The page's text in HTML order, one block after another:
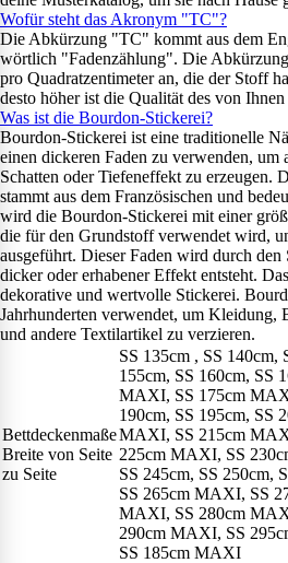
Wofür steht das Akronym "TC"?
Die Abkürzung "TC" kommt aus dem
wörtlich "Fadenzählung". Die
pro Quadratzentimeter an, die der Stoff
desto höher ist die Qualität des von
Was ist die Bourdon-Stickerei?
Bourdon-Stickerei ist eine traditionelle
einen dickeren Faden zu verwenden, um
Schatten oder Tiefeneffekt zu erzeugen.
stammt aus dem Französischen und
wird die Bourdon-Stickerei mit einer
die für den Grundstoff verwendet wird,
ausgeführt. Dieser Faden wird durch
dicker oder erhabener Effekt entsteht.
dekorative und wertvolle Stickerei.
Jahrhunderten verwendet, um Kleidung,
und andere Textilartikel zu verzieren.
Bettdeckenmaße
Breite von Seite
zu Seite
SS 135cm , SS 140cm,
155cm, SS 160cm, SS
MAXI, SS 175cm
190cm, SS 195cm, SS
MAXI, SS 215cm
225cm MAXI, SS
SS 245cm, SS 250cm,
SS 265cm MAXI, SS
MAXI, SS 280cm
290cm MAXI, SS
SS 185cm MAXI